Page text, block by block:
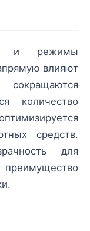
и режимы
влияют
количество
средств.
для
преимущество